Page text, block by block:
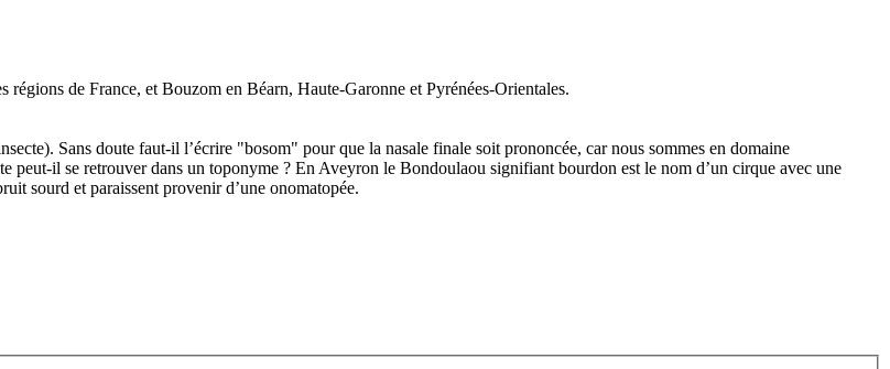
de France, et Bouzom en Béarn, Haute-Garonne et Pyrénées-Orientales.
Sans doute faut-il l’écrire "bosom" pour que la nasale finale soit prononcée, car nous sommes en domaine
peut-il se retrouver dans un toponyme ? En Aveyron le Bondoulaou signifiant bourdon est le nom d’un cirque avec une
sourd et paraissent provenir d’une onomatopée.